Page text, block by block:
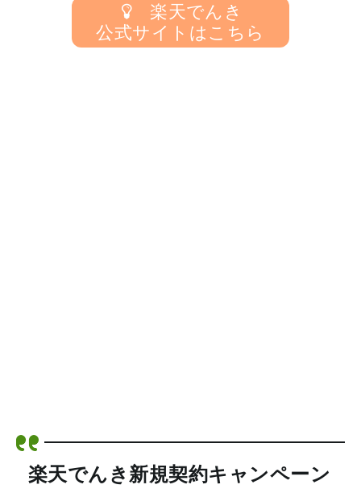
楽天でんき
公式サイトはこちら
楽天でんき新規契約キャンペーン